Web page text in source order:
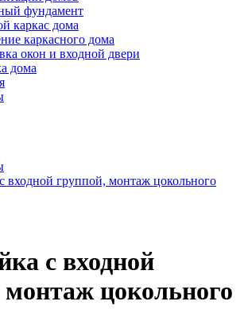
фундамент
каркас дома
каркасного дома
окон и входной двери
дома
входной группой, монтаж цокольного
с входной
цокольного